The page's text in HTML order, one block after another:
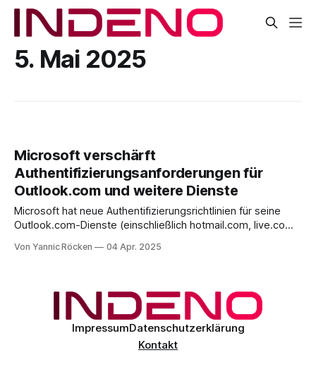
5. Mai 2025
Microsoft verschärft
Authentifizierungsanforderungen für
Outlook.com und weitere Dienste
Microsoft hat neue Authentifizierungsrichtlinien für seine
Outlook.com-Dienste (einschließlich hotmail.com, live.com
ausschließlich den Consumer-Bereich, also nicht Microsoft
Outlook.com-Adressen
Von Yannic Röcken 04 Apr. 2025
ImpressumDatenschutzerklärung
Kontakt